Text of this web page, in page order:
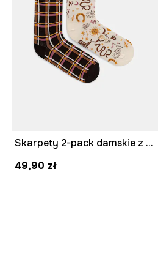
Skarpety 2-pack damskie z bawełną
49,90 zł